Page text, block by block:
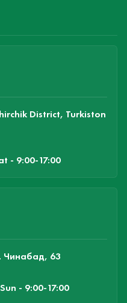
District, Turkiston
- 9:00-17:00
Чинабад, 63
- 9:00-17:00